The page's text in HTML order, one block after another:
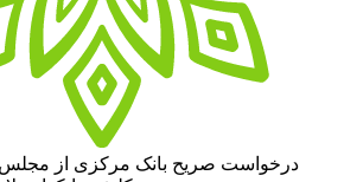
درخواست صریح بانک مرکزی از